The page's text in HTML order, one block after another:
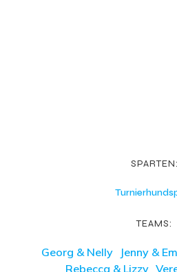
SPARTEN:
TEAMS:
Georg & Nelly Jenny &
Rebecca & Lizzy